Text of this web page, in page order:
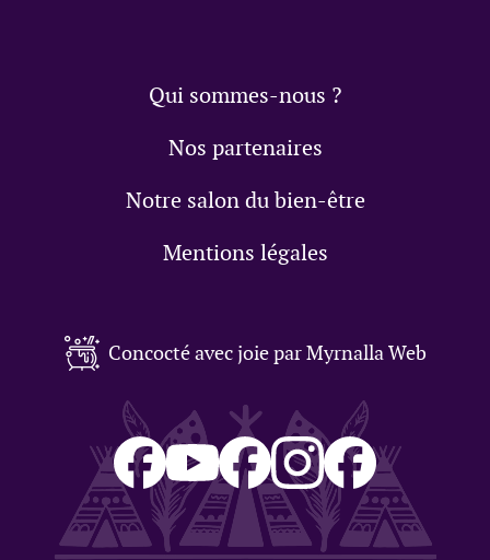
Qui sommes-nous ?
Nos partenaires
Notre salon du bien-être
Mentions légales
Concocté avec joie par Myrnalla Web
Salon
du
bien-
Aux
tambours
de
Lilou
sur
Facebook
Pierre
sur
Instagram
Pierre
sur